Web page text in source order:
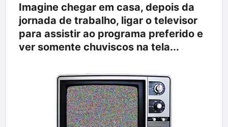
Imagine chegar em casa, depois da
jornada de trabalho, ligar o televisor
para assistir ao programa preferido e
ver somente chuviscos na tela...